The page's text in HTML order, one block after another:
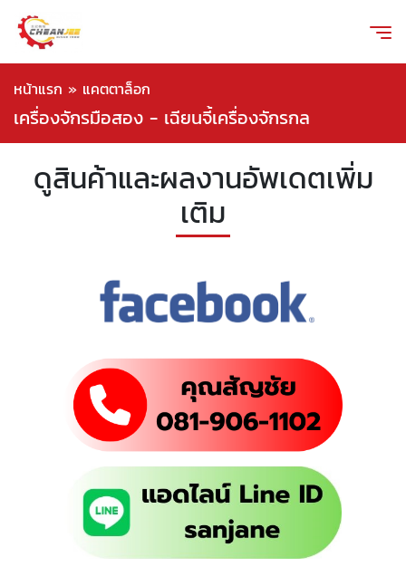
หน้าแรก » แคตตาล็อก
เครื่องจักรมือสอง - เฉียนจี้เครื่องจักรกล
ดูสินค้าและผลงานอัพเดตเพิ่ม
เติม